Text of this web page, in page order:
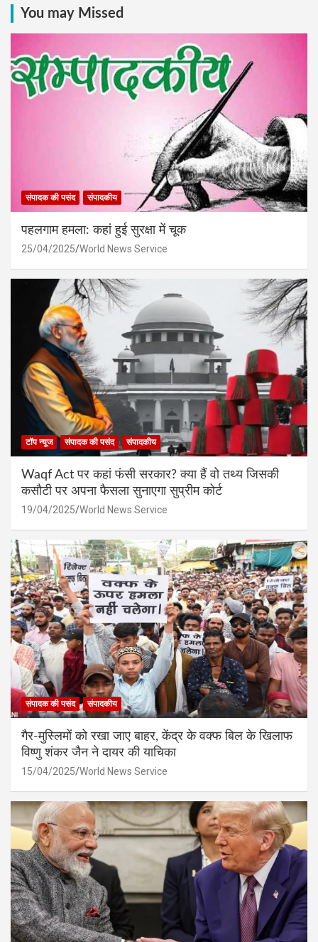
You may Missed
संपादक की पसंद संपादकीय
पहलगाम हमला: कहां हुई सुरक्षा में चूक
25/04/2025 World News Service
टॉप न्यूज संपादक की पसंद संपादकीय
Waqf Act पर कहां फंसी सरकार? क्या हैं वो तथ्य जिसकी
कसौटी पर अपना फैसला सुनाएगा सुप्रीम कोर्ट
19/04/2025 World News Service
संपादक की पसंद संपादकीय
गैर-मुस्लिमों को रखा जाए बाहर, केंद्र के वक्फ बिल के खिलाफ
विष्णु शंकर जैन ने दायर की याचिका
15/04/2025 World News Service